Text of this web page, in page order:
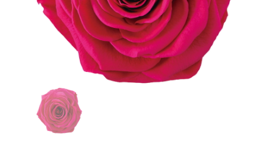
JDCA(ディスプレイスクール)
店舗情報・営業日
採用情報
お問い合わせ